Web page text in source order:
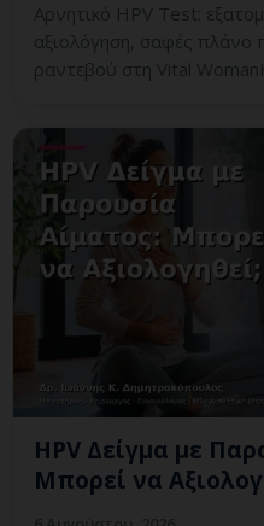
Αρνητικό HPV Test:
αξιολόγηση, σαφές πλάνο
ραντεβού στη Vital
HPV Δείγμα με
Μπορεί να